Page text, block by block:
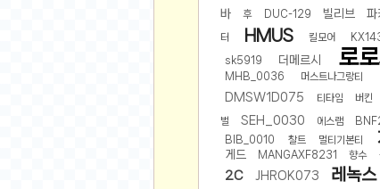
뽑기 인증샷
여행 인증샷
디지털 기기 인증샷
소프트웨어 인증샷
공연 인증샷
요리 인증샷
바
후 DUC-129 빌리브 파
터 HMUS 킬모어
sk5919 더메르시 로
MHB_0036
머스트나그랑티
DMSW1D075 티타임 버킨
벌 SEH_0030 에스램
BIB_0010 찰트 멀티기본티
게드 MANGAXF8231 향수
2C JHROK073 레녹스